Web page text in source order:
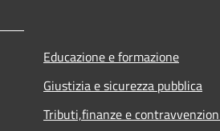
Educazione e formazione
Giustizia e sicurezza pubblica
Tributi,finanze e